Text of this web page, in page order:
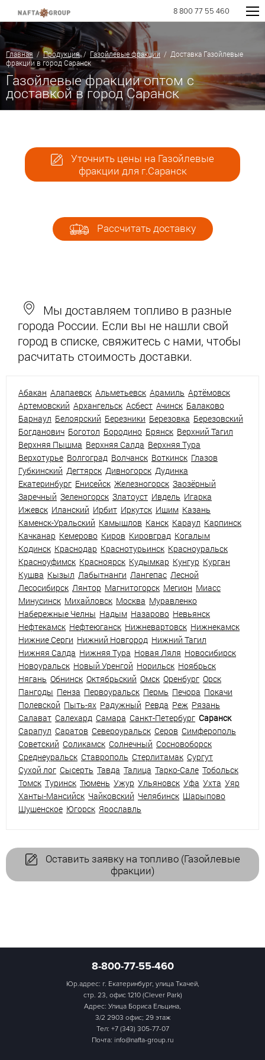
8 800 77 55 460
Главная /Продукция/ Газойлевые фракции / Доставка Газойлевые
фракции в город Саранск
Газойлевые фракции оптом с
доставкой в город Саранск
Уточнить цены на Газойлевые
фракции для г.Саранск
Рассчитать доставку
Мы доставляем топливо в разные
города России. Если вы не нашли свой
город в списке, свяжитесь с нами, чтобы
расчитать стоимость доставки.
Абакан Алапаевск Альметьевск Арамиль Артёмовск
Артемовский Архангельск Асбест Ачинск Балаково
Барнаул Белоярский Березники Березовка Березовский
Богданович Боготол Бородино Брянск Верхний Тагил
Верхняя Пышма Верхняя Салда Верхняя Тура
Верхотурье Волгоград Волчанск Воткинск Глазов
Губкинский Дегтярск Дивногорск Дудинка
Екатеринбург Енисейск Железногорск Заозёрный
Заречный Зеленогорск Златоуст Ивдель Игарка
Ижевск Иланский Ирбит Иркутск Ишим Казань
Каменск-Уральский Камышлов Канск Караул Карпинск
Качканар Кемерово Киров Кировград Когалым
Кодинск Краснодар Краснотурьинск Красноуральск
Красноуфимск Красноярск Кудымкар Кунгур Курган
Кушва Кызыл Лабытнанги Лангепас Лесной
Лесосибирск Лянтор Магнитогорск Мегион Миасс
Минусинск Михайловск Москва Муравленко
Набережные Челны Надым Назарово Невьянск
Нефтекамск Нефтеюганск Нижневартовск Нижнекамск
Нижние Серги Нижний Новгород Нижний Тагил
Нижняя Салда Нижняя Тура Новая Ляля Новосибирск
Новоуральск Новый Уренгой Норильск Ноябрьск
Нягань Обнинск Октябрьский Омск Оренбург Орск
Пангоды Пенза Первоуральск Пермь Печора Покачи
Полевской Пыть-ях Радужный Ревда Реж Рязань
Салават Салехард Самара Санкт-Петербург Саранск
Сарапул Саратов Североуральск Серов Симферополь
Советский Соликамск Солнечный Сосновоборск
Среднеуральск Ставрополь Стерлитамак Сургут
Сухой лог Сысерть Тавда Талица Тарко-Сале Тобольск
Томск Туринск Тюмень Ужур Ульяновск Уфа Ухта Уяр
Ханты-Мансийск Чайковский Челябинск Шарыпово
Шушенское Югорск Ярославль
Оставить заявку на топливо (Газойлевые
фракции)
8-800-77-55-460
Юр.адрес: г. Екатеринбург, улица Ткачей,
стр. 23, офис 1210 (Clever Park)
Адрес: Улица Бориса Ельцина,
3/2 2903 офис; 29 этаж
Тел: +7 (343) 305-77-07
Почта: info@nafta-group.ru